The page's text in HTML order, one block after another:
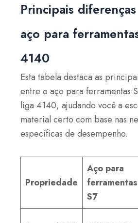
Principais
aço para
4140
Esta tabela destaca as
entre o aço para ferramentas
liga 4140, ajudando você a
material certo com base nas
específicas de desempenho.
Propriedade
Aço para
ferramentas
S7